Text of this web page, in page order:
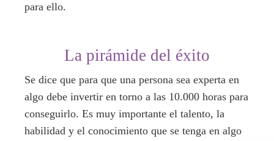
para ello.
La pirámide del éxito
Se dice que para que una persona sea experta en
algo debe invertir en torno a las 10.000 horas para
conseguirlo. Es muy importante el talento, la
habilidad y el conocimiento que se tenga en algo